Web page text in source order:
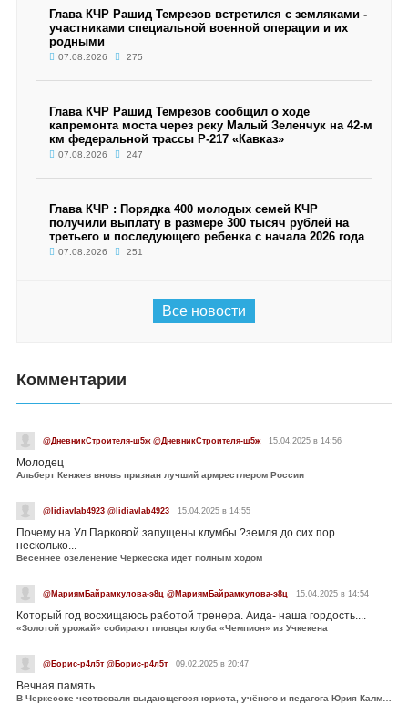
Глава КЧР Рашид Темрезов встретился с земляками -
участниками специальной военной операции и их
родными
07.08.2026 275
Глава КЧР Рашид Темрезов сообщил о ходе
капремонта моста через реку Малый Зеленчук на 42-м
км федеральной трассы Р-217 «Кавказ»
07.08.2026 247
Глава КЧР : Порядка 400 молодых семей КЧР
получили выплату в размере 300 тысяч рублей на
третьего и последующего ребенка с начала 2026 года
07.08.2026 251
Все новости
Комментарии
@ДневникСтроителя-ш5ж @ДневникСтроителя-ш5ж 15.04.2025 в 14:56
Молодец
Альберт Кенжев вновь признан лучший армрестлером России
@lidiavlab4923 @lidiavlab4923 15.04.2025 в 14:55
Почему на Ул.Парковой запущены клумбы ?земля до сих пор
несколько...
Весеннее озеленение Черкесска идет полным ходом
@МариямБайрамкулова-э8ц @МариямБайрамкулова-э8ц 15.04.2025 в 14:54
Который год восхищаюсь работой тренера. Аида- наша гордость....
«Золотой урожай» собирают пловцы клуба «Чемпион» из Учкекена
@Борис-р4л5т @Борис-р4л5т 09.02.2025 в 20:47
Вечная память
В Черкесске чествовали выдающегося юриста, учёного и педагога Юрия Калмыкова